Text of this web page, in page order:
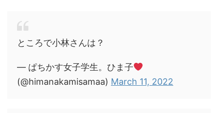
ところで小林さんは？
— ぱちかす女子学生。ひま子
(@himanakamisamaa) March 11, 2022